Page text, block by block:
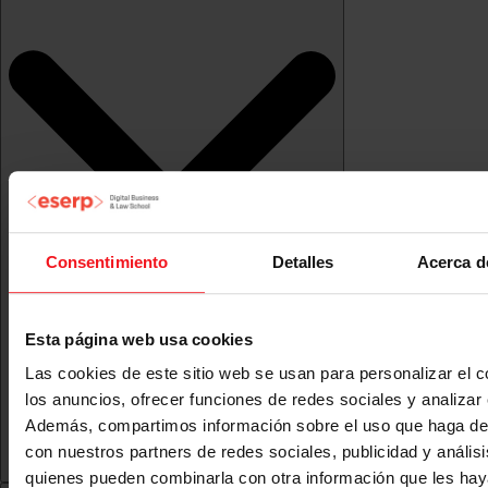
Consentimiento Detalles Acerca
Esta página web usa cookies
Las cookies de este sitio web se usan para personalizar el
los anuncios, ofrecer funciones de redes sociales y analizar
Además, compartimos información sobre el uso que haga
con nuestros partners de redes sociales, publicidad y
quienes pueden combinarla con otra información que les